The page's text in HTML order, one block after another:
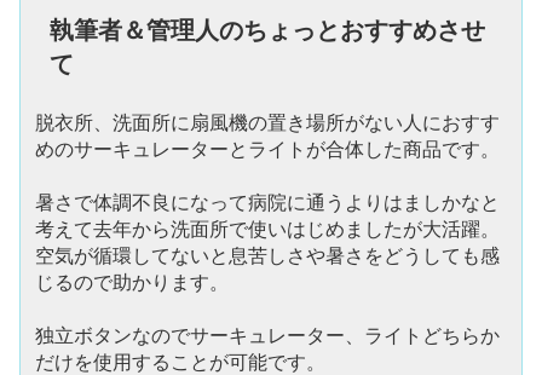
執筆者＆管理人のちょっとおすすめさせ
て
脱衣所、洗面所に扇風機の置き場所がない人におすす
めのサーキュレーターとライトが合体した商品です。
暑さで体調不良になって病院に通うよりはましかなと
考えて去年から洗面所で使いはじめましたが大活躍。
空気が循環してないと息苦しさや暑さをどうしても感
じるので助かります。
独立ボタンなのでサーキュレーター、ライトどちらか
だけを使用することが可能です。